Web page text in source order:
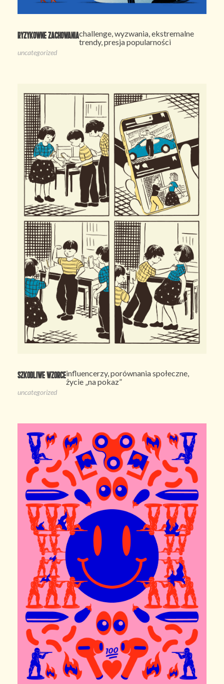
Ryzykowne zachowaniachallenge, wyzwania, ekstremalne
trendy, presja popularności
uncategorized
Szkodliwe wzorceinfluencerzy, porównania społeczne,
życie „na pokaz”
uncategorized